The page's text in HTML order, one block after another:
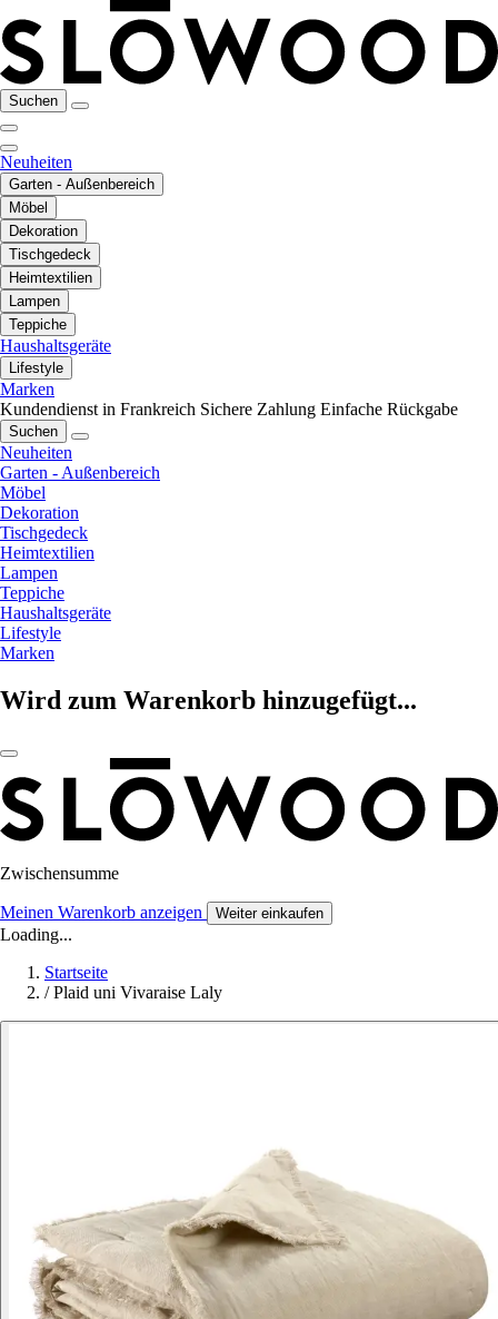
Suchen
Neuheiten
Garten - Außenbereich
Möbel
Dekoration
Tischgedeck
Heimtextilien
Lampen
Teppiche
Haushaltsgeräte
Lifestyle
Marken
Kundendienst in Frankreich Sichere Zahlung Einfache Rückgabe
Suchen
Neuheiten
Garten - Außenbereich
Möbel
Dekoration
Tischgedeck
Heimtextilien
Lampen
Teppiche
Haushaltsgeräte
Lifestyle
Marken
Wird zum Warenkorb hinzugefügt...
Zwischensumme
Meinen Warenkorb anzeigen Weiter einkaufen
Loading...
Startseite
/ Plaid uni Vivaraise Laly